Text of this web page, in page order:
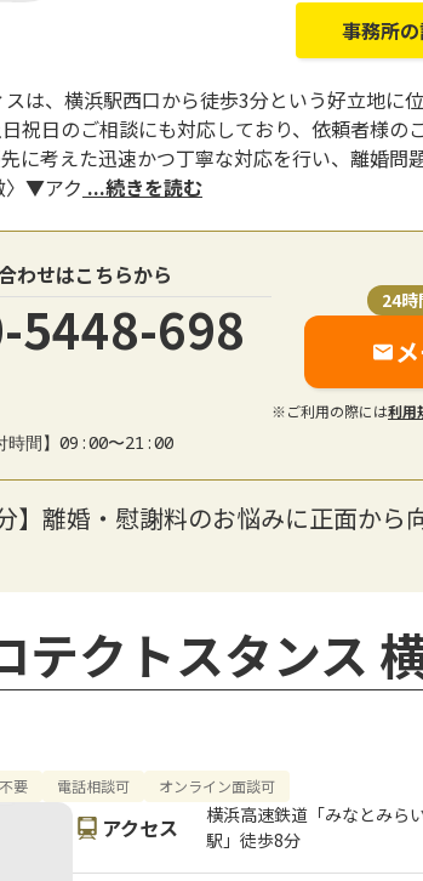
事務所
は、横浜駅西口から徒歩3分という好立地に
祝日のご相談にも対応しており、依頼者様
に考えた迅速かつ丁寧な対応を行い、離婚問
〉▼アク ...続きを読む
わせはこちらから
5448-698
時間】09:00〜21:00
24時
※ご利用の際には利用
】離婚・慰謝料のお悩みに正面か
テクトスタンス
要 電話相談可 オンライン面談可
アクセス
横浜高速鉄道「みなとみら
駅」徒歩8分